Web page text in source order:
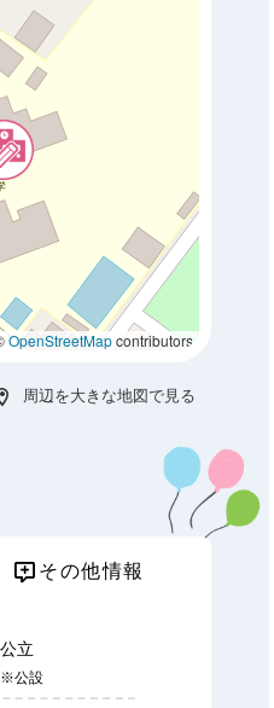
OpenStreetMapcontributors
周辺を大きな地図で見る
その他情報
公立
※公設